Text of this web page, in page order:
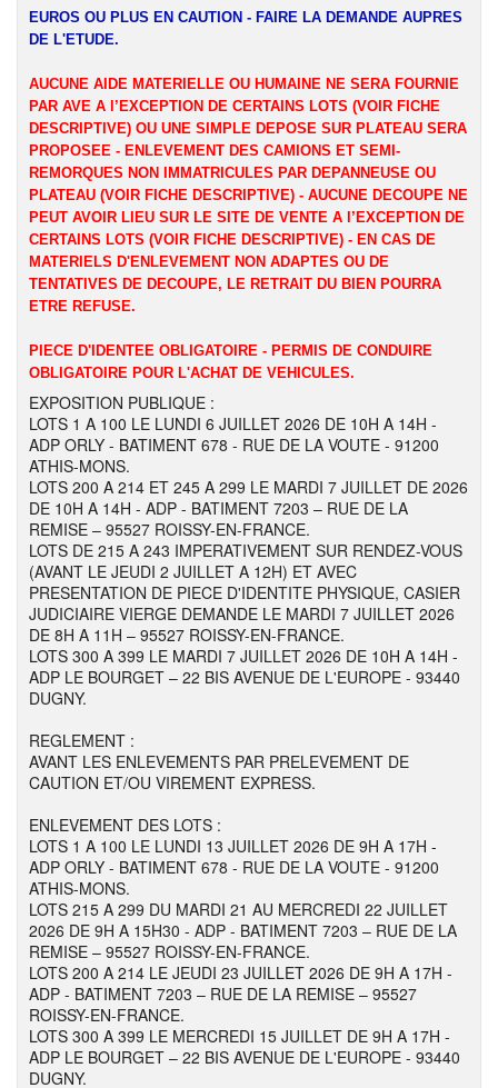
EUROS OU PLUS EN CAUTION - FAIRE LA DEMANDE AUPRES
DE L'ETUDE.
AUCUNE AIDE MATERIELLE OU HUMAINE NE SERA FOURNIE
PAR AVE A l’EXCEPTION DE CERTAINS LOTS (VOIR FICHE
DESCRIPTIVE) OU UNE SIMPLE DEPOSE SUR PLATEAU SERA
PROPOSEE - ENLEVEMENT DES CAMIONS ET SEMI-
REMORQUES NON IMMATRICULES PAR DEPANNEUSE OU
PLATEAU (VOIR FICHE DESCRIPTIVE) - AUCUNE DECOUPE NE
PEUT AVOIR LIEU SUR LE SITE DE VENTE A l’EXCEPTION DE
CERTAINS LOTS (VOIR FICHE DESCRIPTIVE) - EN CAS DE
MATERIELS D'ENLEVEMENT NON ADAPTES OU DE
TENTATIVES DE DECOUPE, LE RETRAIT DU BIEN POURRA
ETRE REFUSE.
PIECE D'IDENTEE OBLIGATOIRE - PERMIS DE CONDUIRE
OBLIGATOIRE POUR L'ACHAT DE VEHICULES.
EXPOSITION PUBLIQUE :
LOTS 1 A 100 LE LUNDI 6 JUILLET 2026 DE 10H A 14H -
ADP ORLY - BATIMENT 678 - RUE DE LA VOUTE - 91200
ATHIS-MONS.
LOTS 200 A 214 ET 245 A 299 LE MARDI 7 JUILLET DE 2026
DE 10H A 14H - ADP - BATIMENT 7203 – RUE DE LA
REMISE – 95527 ROISSY-EN-FRANCE.
LOTS DE 215 A 243 IMPERATIVEMENT SUR RENDEZ-VOUS
(AVANT LE JEUDI 2 JUILLET A 12H) ET AVEC
PRESENTATION DE PIECE D'IDENTITE PHYSIQUE, CASIER
JUDICIAIRE VIERGE DEMANDE LE MARDI 7 JUILLET 2026
DE 8H A 11H – 95527 ROISSY-EN-FRANCE.
LOTS 300 A 399 LE MARDI 7 JUILLET 2026 DE 10H A 14H -
ADP LE BOURGET – 22 BIS AVENUE DE L'EUROPE - 93440
DUGNY.
REGLEMENT :
AVANT LES ENLEVEMENTS PAR PRELEVEMENT DE
CAUTION ET/OU VIREMENT EXPRESS.
ENLEVEMENT DES LOTS :
LOTS 1 A 100 LE LUNDI 13 JUILLET 2026 DE 9H A 17H -
ADP ORLY - BATIMENT 678 - RUE DE LA VOUTE - 91200
ATHIS-MONS.
LOTS 215 A 299 DU MARDI 21 AU MERCREDI 22 JUILLET
2026 DE 9H A 15H30 - ADP - BATIMENT 7203 – RUE DE LA
REMISE – 95527 ROISSY-EN-FRANCE.
LOTS 200 A 214 LE JEUDI 23 JUILLET 2026 DE 9H A 17H -
ADP - BATIMENT 7203 – RUE DE LA REMISE – 95527
ROISSY-EN-FRANCE.
LOTS 300 A 399 LE MERCREDI 15 JUILLET DE 9H A 17H -
ADP LE BOURGET – 22 BIS AVENUE DE L'EUROPE - 93440
DUGNY.